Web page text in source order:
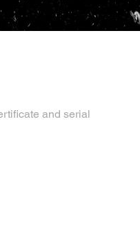
and serial